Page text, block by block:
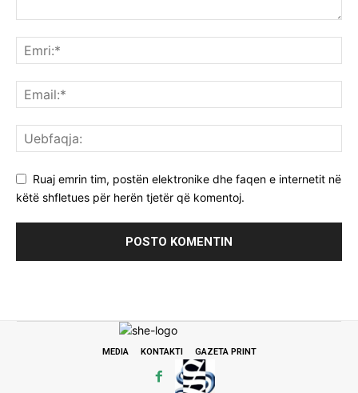
Ruaj emrin tim, postën elektronike dhe faqen e internetit në
këtë shfletues për herën tjetër që komentoj.
MEDIA KONTAKTI GAZETA PRINT